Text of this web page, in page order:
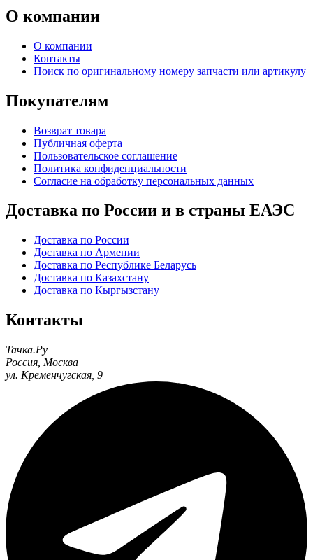
О компании
О компании
Контакты
Поиск по оригинальному номеру запчасти или артикулу
Покупателям
Возврат товара
Публичная оферта
Пользовательское соглашение
Политика конфиденциальности
Согласие на обработку персональных данных
Доставка по России и в страны ЕАЭС
Доставка по России
Доставка по Армении
Доставка по Республике Беларусь
Доставка по Казахстану
Доставка по Кыргызстану
Контакты
Тачка.Ру
Россия Москва
ул. Кременчугская, 9